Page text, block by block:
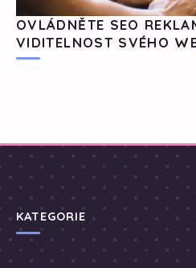
OVLÁDNĚTE SEO
VIDITELNOST SVÉHO
KATEGORIE